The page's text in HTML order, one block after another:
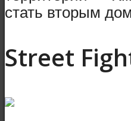
стать вторым
Street